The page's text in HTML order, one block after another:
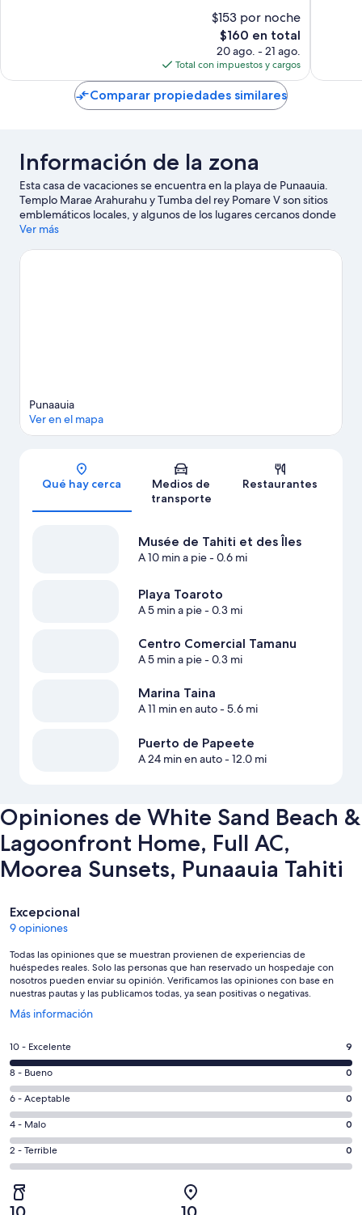
$153 por noche
El
precio
actual
es
de
$160
$160 en total
20 ago. - 21 ago.
Total con impuestos y cargos
Comparar propiedades similares
Información de la zona
Esta casa de vacaciones se encuentra en la playa de Punaauia.
Templo Marae Arahurahu y Tumba del rey Pomare V son sitios
emblemáticos locales, y algunos de los lugares cercanos donde
se pueden hacer actividades incluyen Puerto de Papeete y
oportunidades para hacer snorkel y natación, y así saciar tu sed
Ver más
Sección del mapa
Punaauia
Ver en el mapa
Qué hay cerca
Medios de
transporte
Restaurantes
Musée de Tahiti et des Îles
A 10 min a pie- 0.6 mi
Playa Toaroto
A 5 min a pie- 0.3 mi
Centro Comercial Tamanu
A 5 min a pie- 0.3 mi
Marina Taina
A 11 min en auto- 5.6 mi
Puerto de Papeete
A 24 min en auto- 12.0 mi
Opiniones de White Sand Beach &
Lagoonfront Home, Full AC,
Moorea Sunsets, Punaauia Tahiti
Opiniones
Excepcional
9 opiniones
Todas las opiniones que se muestran provienen de experiencias de
huéspedes reales. Solo las personas que han reservado un hospedaje con
nosotros pueden enviar su opinión. Verificamos las opiniones con base en
nuestras pautas y las publicamos todas, ya sean positivas o negativas.
Más información
Se
en
una
nueva
ventana
Puntuación
de
10,
es
decir,
Excelente.
Basada
en
9
de
10 - Excelente 9
Puntuación
de
8,
es
decir,
Bueno.
en
0
8 - Bueno 0
Puntuación
de
6,
es
decir,
Aceptable.
Basada
6 - Aceptable 0
Puntuación
de
4,
decir,
Malo.
4 - Malo 0
Puntuación
de
2,
es
2 - Terrible 0